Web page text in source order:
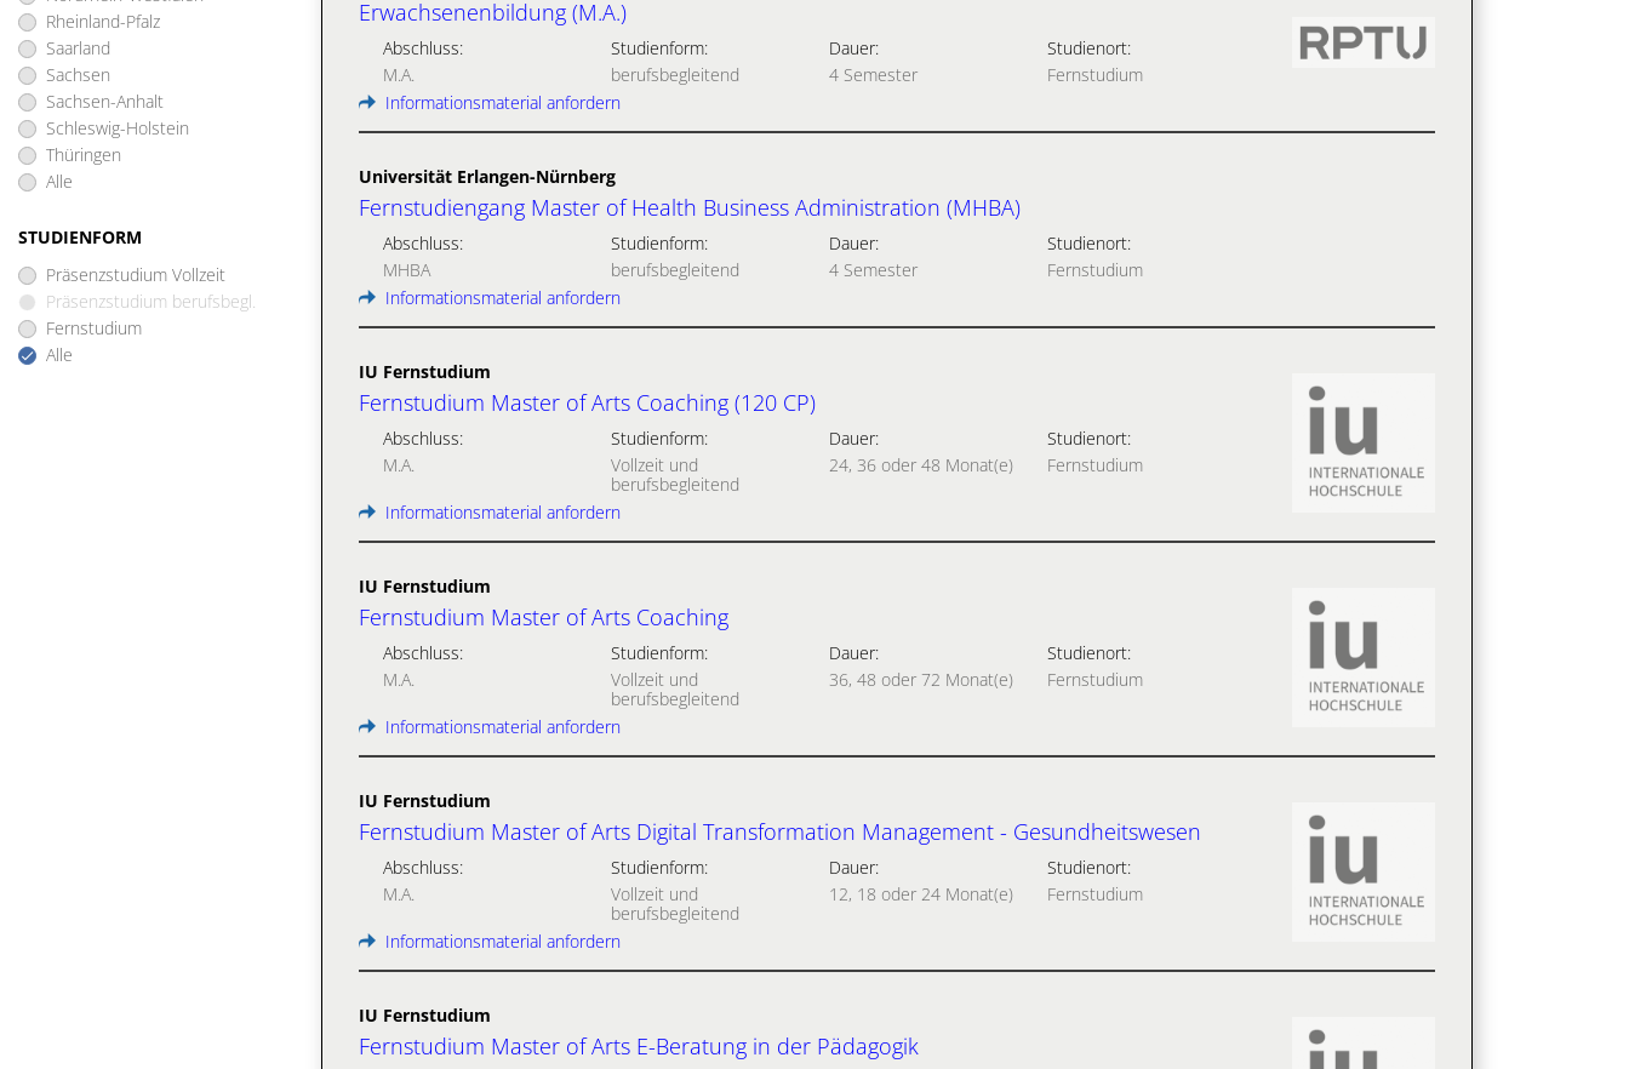
Rheinland-Pfalz
Saarland
Sachsen
Sachsen-Anhalt
Schleswig-Holstein
Thüringen
Alle
STUDIENFORM
Präsenzstudium Vollzeit
Präsenzstudium berufsbegl.
Fernstudium
Alle
Erwachsenenbildung (M.A.)
Abschluss:
M.A.
Studienform:
berufsbegleitend
Dauer:
4 Semester
Studienort:
Fernstudium
Informationsmaterial anfordern
Universität Erlangen-Nürnberg
Fernstudiengang Master of Health Business Administration (MHBA)
Abschluss:
MHBA
Studienform:
berufsbegleitend
Dauer:
4 Semester
Studienort:
Fernstudium
Informationsmaterial anfordern
IU Fernstudium
Fernstudium Master of Arts Coaching (120 CP)
Abschluss:
M.A.
Studienform:
Vollzeit und
berufsbegleitend
Dauer:
24, 36 oder 48 Monat(e)
Studienort:
Fernstudium
Informationsmaterial anfordern
IU Fernstudium
Fernstudium Master of Arts Coaching
Abschluss:
M.A.
Studienform:
Vollzeit und
berufsbegleitend
Dauer:
36, 48 oder 72 Monat(e)
Studienort:
Fernstudium
Informationsmaterial anfordern
IU Fernstudium
Fernstudium Master of Arts Digital Transformation Management - Gesundheitswesen
Abschluss:
M.A.
Studienform:
Vollzeit und
berufsbegleitend
Dauer:
12, 18 oder 24 Monat(e)
Studienort:
Fernstudium
Informationsmaterial anfordern
IU Fernstudium
Fernstudium Master of Arts E-Beratung in der Pädagogik